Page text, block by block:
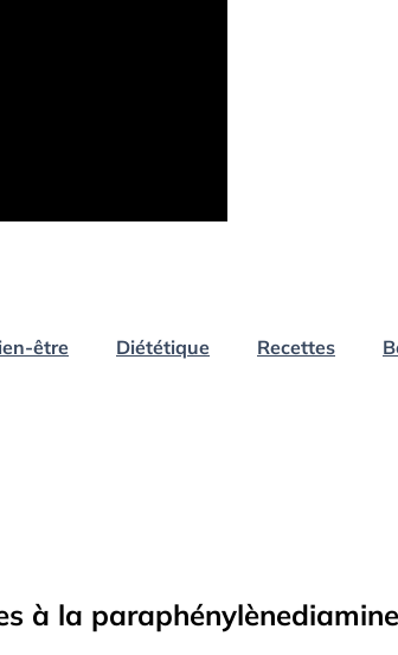
être Diététique Recettes
à la paraphénylènediamine